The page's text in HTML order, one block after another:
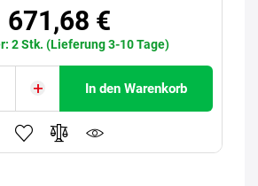
671,68 €
2 Stk. (Lieferung 3-10 Tage)
In den Warenkorb